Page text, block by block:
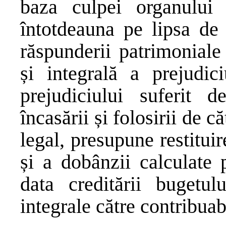
baza culpei
întotdeauna pe lipsa
răspunderii
și integrală a
prejudiciului suferit
încasării și folosirii de
legal, presupune
și a dobânzii calculate
data creditării
integrale către